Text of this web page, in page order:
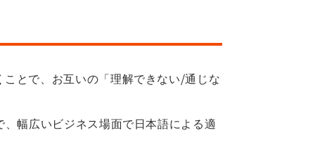
とで、お互いの「理解できない/通じな
幅広いビジネス場面で日本語による適